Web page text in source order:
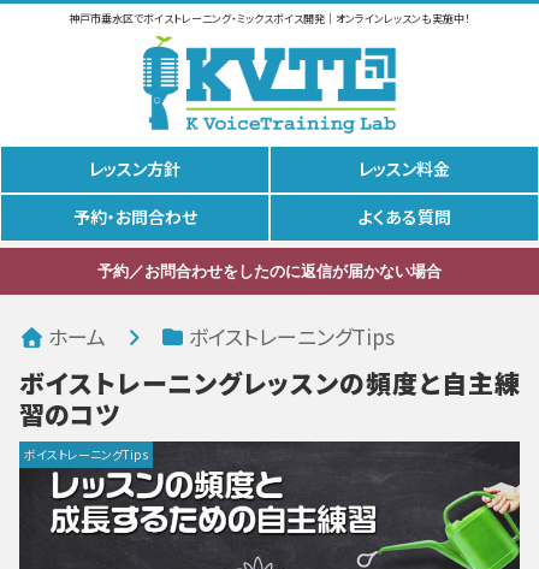
神戸市垂水区でボイストレーニング・ミックスボイス開発｜オンラインレッスンも実施中！
レッスン方針
レッスン料金
予約・お問合わせ
よくある質問
予約／お問合わせをしたのに返信が届かない場合
ホーム ボイストレーニングTips
ボイストレーニングレッスンの頻度と自主練
習のコツ
ボイストレーニングTips